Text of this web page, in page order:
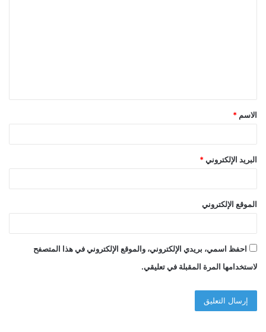
ق
*
الاسم *
البريد الإلكتروني *
الموقع الإلكتروني
احفظ اسمي، بريدي الإلكتروني، والموقع الإلكتروني في هذا المتصفح
لاستخدامها المرة المقبلة في تعليقي.